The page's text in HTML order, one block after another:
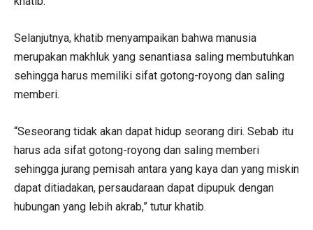
Selanjutnya, khatib menyampaikan bahwa manusia
merupakan makhluk yang senantiasa saling membutuhkan
sehingga harus memiliki sifat gotong-royong dan saling
memberi.
“Seseorang tidak akan dapat hidup seorang diri. Sebab itu
harus ada sifat gotong-royong dan saling memberi
sehingga jurang pemisah antara yang kaya dan yang miskin
dapat ditiadakan, persaudaraan dapat dipupuk dengan
hubungan yang lebih akrab,” tutur khatib.